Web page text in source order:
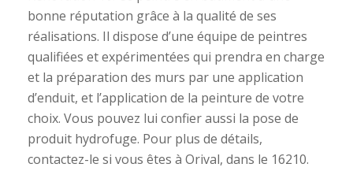
bonne réputation grâce à la qualité de ses
réalisations. Il dispose d’une équipe de peintres
qualifiées et expérimentées qui prendra en charge
et la préparation des murs par une application
d’enduit, et l’application de la peinture de votre
choix. Vous pouvez lui confier aussi la pose de
produit hydrofuge. Pour plus de détails,
contactez-le si vous êtes à Orival, dans le 16210.